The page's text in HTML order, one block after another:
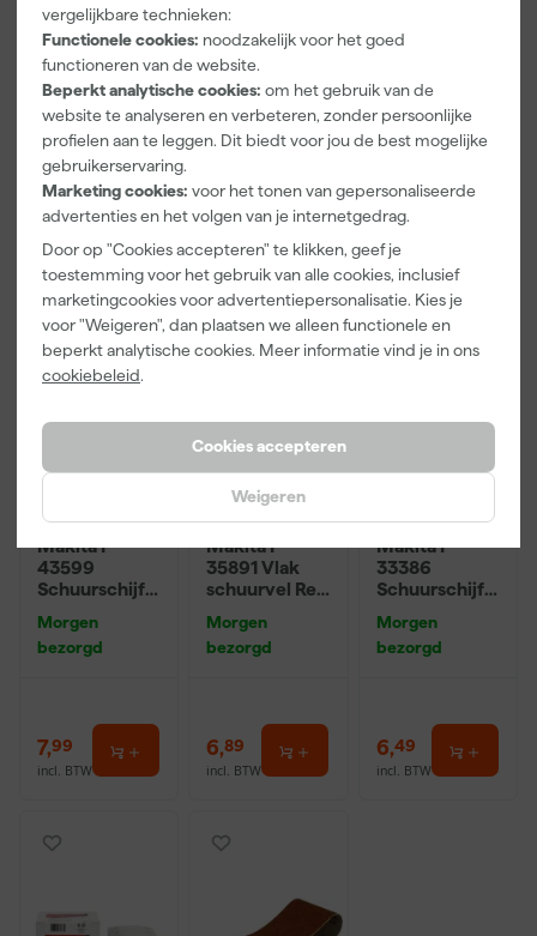
vergelijkbare technieken:
Functionele cookies: noodzakelijk voor het goed
functioneren van de website.
Beperkt analytische cookies: om het gebruik van de
website te analyseren en verbeteren, zonder persoonlijke
profielen aan te leggen. Dit biedt voor jou de best mogelijke
gebruikerservaring.
Marketing cookies: voor het tonen van gepersonaliseerde
advertenties en het volgen van je internetgedrag.
Door op "Cookies accepteren" te klikken, geef je
toestemming voor het gebruik van alle cookies, inclusief
marketingcookies voor advertentiepersonalisatie. Kies je
voor "Weigeren", dan plaatsen we alleen functionele en
beperkt analytische cookies. Meer informatie vind je in ons
cookiebeleid.
Cookies accepteren
Weigeren
Makita
DC18SH 14.4 -
18V Li-Ion
Accu
duolader
Morgen
bezorgd
Afgelopen 30 dgn 101,89
-5%
96,69
incl. BTW
Makita
DC18RC 14.4V
- 18V Li-Ion
Accu
snellader met
koeling
Morgen
bezorgd
44,99
incl. BTW
43583
Red - K180 -
125mm (10st)
Morgen
bezorgd
5,49
incl. BTW
Makita P-
43599
Schuurschijf
125mm (10st)
Morgen
bezorgd
7,99
incl. BTW
Makita P-
35891 Vlak
schuurvel Red
185mm (10st)
Morgen
bezorgd
6,89
incl. BTW
Makita P-
33386
Schuurschijf
125mm (10st)
Morgen
bezorgd
6,49
incl. BTW